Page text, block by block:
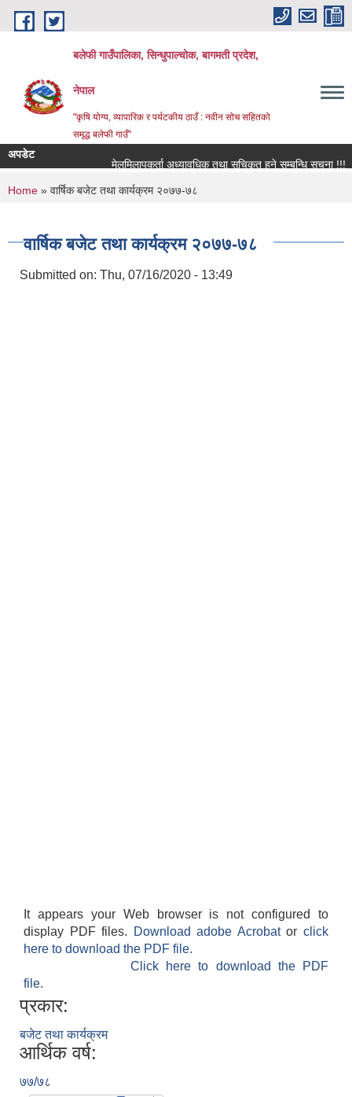
Skip to main content
बलेफी गाउँपालिका, सिन्धुपाल्चोक, बागमती प्रदेश,
नेपाल
"कृषि योग्य, व्यापारिक र पर्यटकीय ठाउँ : नवीन सोच सहितको
समृद्ध बलेफी गाउँ"
अपडेट
मेलमिलापकर्ता अध्यावधिक तथा सूचिकृत हुने सम्बन्धि सूचना !!!
You are here
Home » वार्षिक बजेट तथा कार्यक्रम २०७७-७८
वार्षिक बजेट तथा कार्यक्रम २०७७-७८
Submitted on: Thu, 07/16/2020 - 13:49
It appears your Web browser is not configured to
display PDF files.
Download adobe Acrobatorclick
here to download the PDF file.
Click here to download the PDF
file.
प्रकार:
बजेट तथा कार्यक्रम
आर्थिक वर्ष:
७७/७८